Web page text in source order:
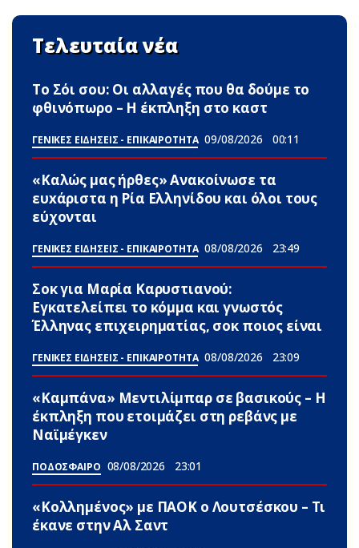
Τελευταία νέα
Το Σόι σου: Οι αλλαγές που θα δούμε το
φθινόπωρο – Η έκπληξη στο καστ
ΓΕΝΙΚΕΣ ΕΙΔΗΣΕΙΣ - ΕΠΙΚΑΙΡΟΤΗΤΑ 09/08/2026 00:11
«Καλώς μας ήρθες» Ανακοίνωσε τα
ευxάριστα η Ρία Ελληνίδου και όλοι τους
εύχονται
ΓΕΝΙΚΕΣ ΕΙΔΗΣΕΙΣ - ΕΠΙΚΑΙΡΟΤΗΤΑ 08/08/2026 23:49
Σoκ για Μαρία Καρυστιανού:
Εγκατελείπει το κόμμα και γνωστός
Έλληνας επιχειρηματίας, σoκ ποιος είναι
ΓΕΝΙΚΕΣ ΕΙΔΗΣΕΙΣ - ΕΠΙΚΑΙΡΟΤΗΤΑ 08/08/2026 23:09
«Καμπάνα» Μεντιλίμπαρ σε βασικούς – Η
έκπληξη που ετοιμάζει στη ρεβάνς με
Ναϊμέγκεν
ΠΟΔΟΣΦΑΙΡΟ 08/08/2026 23:01
«Κολλημένος» με ΠΑΟΚ ο Λουτσέσκου – Τι
έκανε στην Αλ Σαντ